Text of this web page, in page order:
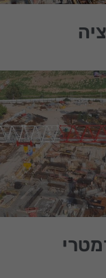
תפקוד
חוויית
כדי
שלנו
בצורה
מיטבית
במהלך
ביקורך.
תסרב/י